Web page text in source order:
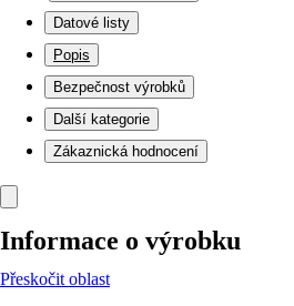
Datové listy
Popis
Bezpečnost výrobků
Další kategorie
Zákaznická hodnocení
Informace o výrobku
Přeskočit oblast